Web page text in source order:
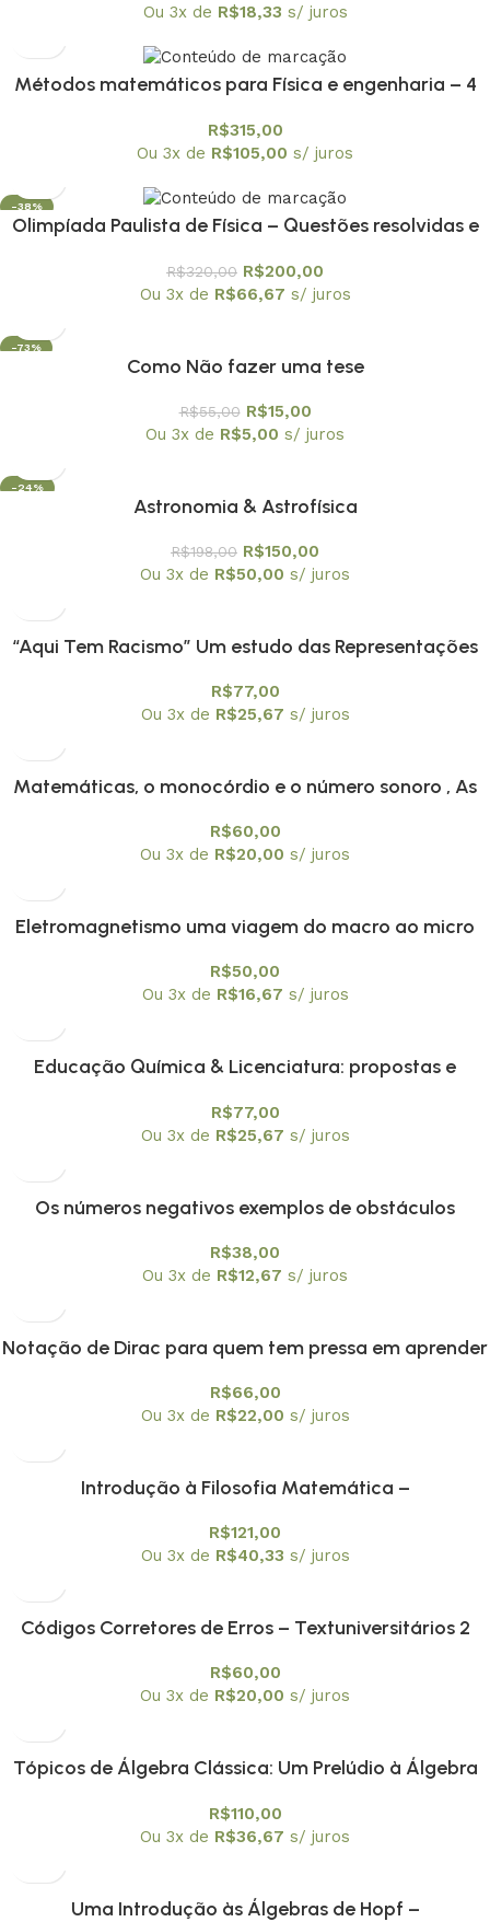
Ou 3x de R$18,33 s/ juros
Métodos matemáticos para Física e engenharia – 4
R$315,00
Ou 3x de R$105,00 s/ juros
-38%
Olimpíada Paulista de Física – Questões resolvidas e
R$320,00 R$200,00
Ou 3x de R$66,67 s/ juros
-73%
Como Não fazer uma tese
R$55,00 R$15,00
Ou 3x de R$5,00 s/ juros
-24%
Astronomia & Astrofísica
R$198,00 R$150,00
Ou 3x de R$50,00 s/ juros
“Aqui Tem Racismo” Um estudo das Representações
Escola
R$77,00
Ou 3x de R$25,67 s/ juros
Matemáticas, o monocórdio e o número sonoro , As
R$60,00
Ou 3x de R$20,00 s/ juros
Eletromagnetismo uma viagem do macro ao micro
R$50,00
Ou 3x de R$16,67 s/ juros
Educação Química & Licenciatura: propostas e
R$77,00
Ou 3x de R$25,67 s/ juros
Os números negativos exemplos de obstáculos
R$38,00
Ou 3x de R$12,67 s/ juros
Notação de Dirac para quem tem pressa em aprender
R$66,00
Ou 3x de R$22,00 s/ juros
Introdução à Filosofia Matemática –
R$121,00
Ou 3x de R$40,33 s/ juros
Códigos Corretores de Erros – Textuniversitários 2
R$60,00
Ou 3x de R$20,00 s/ juros
Tópicos de Álgebra Clássica: Um Prelúdio à Álgebra
R$110,00
Ou 3x de R$36,67 s/ juros
Uma Introdução às Álgebras de Hopf –